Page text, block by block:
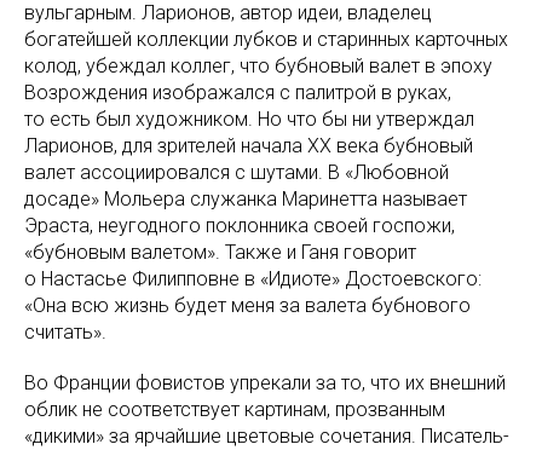
вульгарным. Ларионов, автор идеи, владелец
богатейшей коллекции лубков и старинных карточных
колод, убеждал коллег, что бубновый валет в эпоху
Возрождения изображался с палитрой в руках,
то есть был художником. Но что бы ни утверждал
Ларионов, для зрителей начала ХХ века бубновый
валет ассоциировался с шутами. В «Любовной
досаде» Мольера служанка Маринетта называет
Эраста, неугодного поклонника своей госпожи,
«бубновым валетом». Также и Ганя говорит
о Настасье Филипповне в «Идиоте» Достоевского:
«Она всю жизнь будет меня за валета бубнового
считать».
Во Франции фовистов упрекали за то, что их внешний
облик не соответствует картинам, прозванным
«дикими» за ярчайшие цветовые сочетания. Писатель-